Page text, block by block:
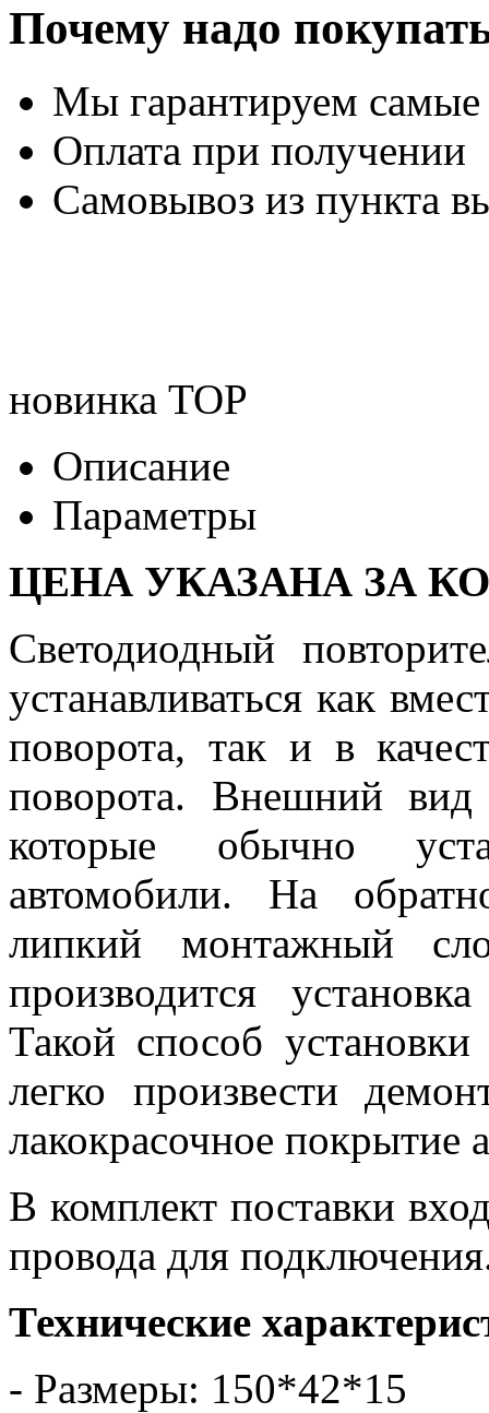
Почему надо
Мы гарантируем
Оплата при получении
Самовывоз из пункта
новинка TOP
Описание
Параметры
ЦЕНА УКАЗАНА ЗА
Светодиодный
устанавливаться как
поворота, так и в
поворота. Внешний вид
которые обычно
автомобили. На
липкий монтажный
производится
Такой способ
легко произвести
лакокрасочное покрытие
В комплект поставки
провода для
Технические
- Размеры: 150*42*15